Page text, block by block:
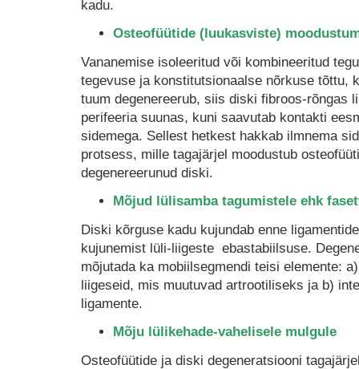
kadu.
Osteofüütide (luukasviste)
Vananemise isoleeritud või kombineeritud
tegevuse ja konstitutsionaalse nõrkuse tõttu,
tuum degenereerub, siis diski fibroos-rõngas
perifeeria suunas, kuni saavutab kontakti
sidemega. Sellest hetkest hakkab ilmnema
protsess, mille tagajärjel moodustub
degenereerunud diski.
Mõjud lülisamba tagumistele ehk
Diski kõrguse kadu kujundab enne
kujunemist lüli-liigeste ebastabiilsuse.
mõjutada ka mobiilsegmendi teisi elemente:
liigeseid, mis muutuvad artrootiliseks ja b)
ligamente.
Mõju lülikehade-vahelisele mulgule
Osteofüütide ja diski degeneratsiooni